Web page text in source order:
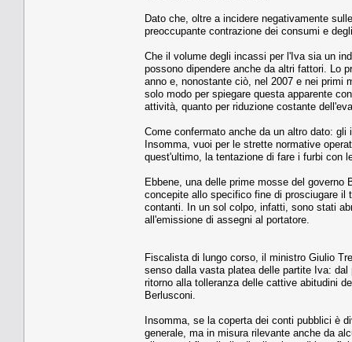
Dato che, oltre a incidere negativamente
preoccupante contrazione dei consumi e
Che il volume degli incassi per l'Iva sia un
possono dipendere anche da altri fattori. Lo
anno e, nonostante ciò, nel 2007 e nei primi
solo modo per spiegare questa apparente
attività, quanto per riduzione costante
Come confermato anche da un altro dato:
Insomma, vuoi per le strette normative
quest'ultimo, la tentazione di fare i furbi con
Ebbene, una delle prime mosse del
concepite allo specifico fine di prosciugare il
contanti. In un sol colpo, infatti, sono stati
all'emissione di assegni al portatore.
Fiscalista di lungo corso, il ministro Giulio
senso dalla vasta platea delle partite Iva:
ritorno alla tolleranza delle cattive abitudini
Berlusconi.
Insomma, se la coperta dei conti pubblici è
generale, ma in misura rilevante anche da